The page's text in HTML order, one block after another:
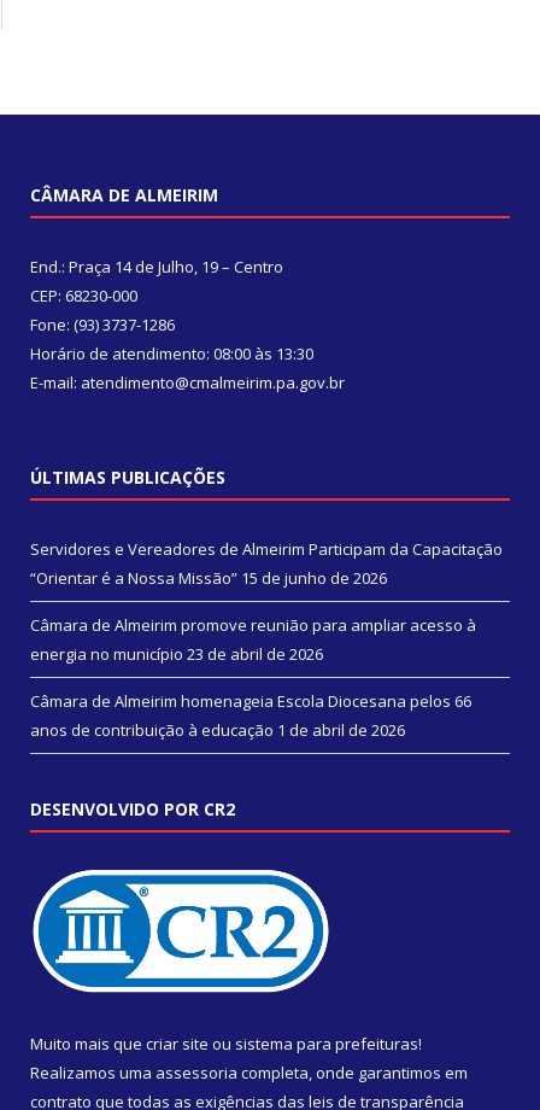
CÂMARA DE ALMEIRIM
End.: Praça 14 de Julho, 19 – Centro
CEP: 68230-000
Fone: (93) 3737-1286
Horário de atendimento: 08:00 às 13:30
E-mail: atendimento@cmalmeirim.pa.gov.br
ÚLTIMAS PUBLICAÇÕES
Servidores e Vereadores de Almeirim Participam da Capacitação
“Orientar é a Nossa Missão” 15 de junho de 2026
Câmara de Almeirim promove reunião para ampliar acesso à
energia no município 23 de abril de 2026
Câmara de Almeirim homenageia Escola Diocesana pelos 66
anos de contribuição à educação 1 de abril de 2026
DESENVOLVIDO POR CR2
Muito mais que criar site ou sistema para prefeituras!
Realizamos uma assessoria completa, onde garantimos em
contrato que todas as exigências das leis de transparência